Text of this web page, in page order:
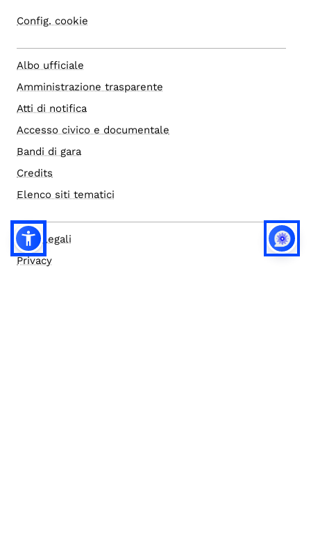
Config. cookie
Albo ufficiale
Amministrazione trasparente
Atti di notifica
Accesso civico e documentale
Bandi di gara
Credits
Elenco siti tematici
Note legali
Privacy